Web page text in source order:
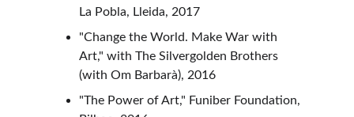
La Pobla, Lleida, 2017
"Change the World. Make War with
Art," with The Silvergolden Brothers
(with Om Barbarà), 2016
"The Power of Art," Funiber Foundation,